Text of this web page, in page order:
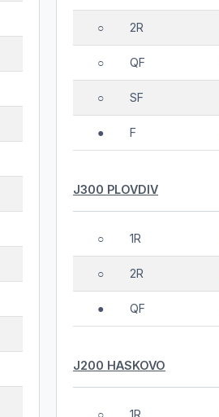
○ 2R
○ QF
○ SF
● F
J300 PLOVDIV
○ 1R
○ 2R
● QF
J200 HASKOVO
1R